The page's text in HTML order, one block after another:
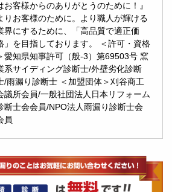
お客様からのありがとうのために！』
りお客様のために。より職人が輝ける
界にするために、「高品質で適正価
」を目指しております。 ＜許可・資格
愛知県知事許可（般-3）第69503号 窯
系サイディング診断士/外壁劣化診断
/雨漏り診断士 ＜加盟団体＞刈谷商工
議所会員/一般社団法人日本リフォーム
断士会会員/NPO法人雨漏り診断士会
員